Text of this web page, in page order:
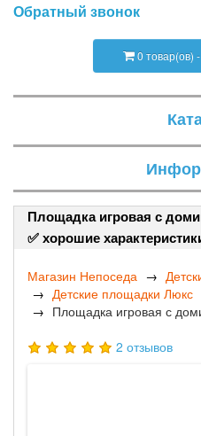
Обратный звонок
0 товар(ов)
Площадка игровая с
✅ хорошие
Магазин Непоседа
Детские площадки Люкс
Площадка игровая с
2 отзывов